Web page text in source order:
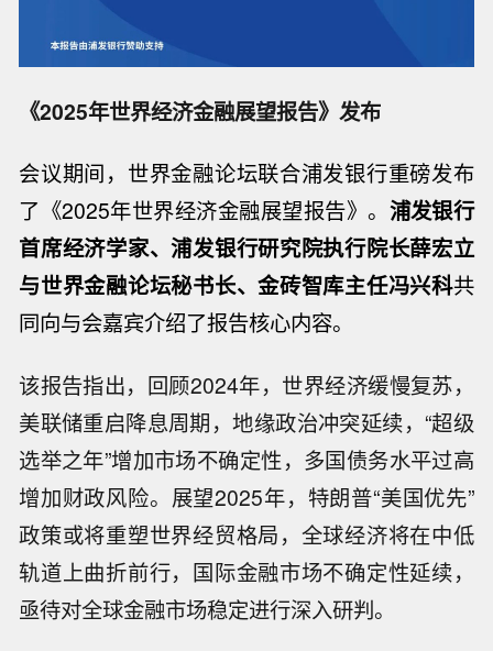
《2025年世界经济金融展望报告》发布
会议期间，世界金融论坛联合浦发银行重磅发布
了《2025年世界经济金融展望报告》。 浦发银行
首席经济学家、浦发银行研究院执行院长薛宏立
与世界金融论坛秘书长、金砖智库主任冯兴科共
同向与会嘉宾介绍了报告核心内容。
该报告指出，回顾2024年，世界经济缓慢复苏，
美联储重启降息周期，地缘政治冲突延续，“超级
选举之年”增加市场不确定性，多国债务水平过高
增加财政风险。展望2025年，特朗普“美国优先”
政策或将重塑世界经贸格局，全球经济将在中低
轨道上曲折前行，国际金融市场不确定性延续，
亟待对全球金融市场稳定进行深入研判。